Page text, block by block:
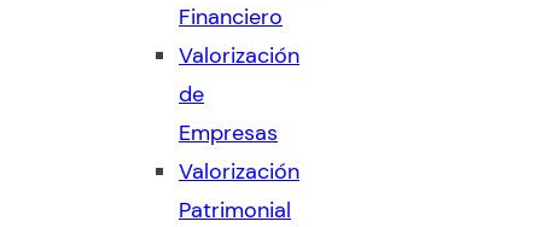
Financiero
Valorización
de
Empresas
Valorización
Patrimonial